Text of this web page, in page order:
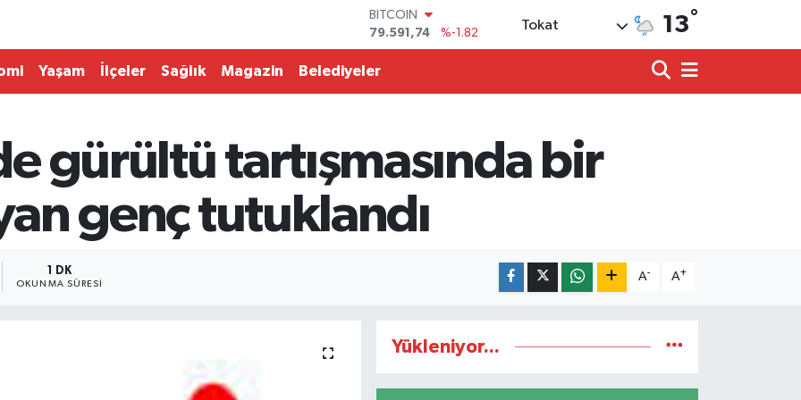
BITCOIN
79.591,74
%-1.82
DOLAR
45,43620
G.ALTIN
6862,09000
%0.19
14.598,00
Tokat 13°
Yaşam İlçeler Sağlık Magazin Belediyeler
gürültü tartışmasında bir
genç tutuklandı
1 DK
OKUNMA SÜRESI
A- A+
Yükleniyor...